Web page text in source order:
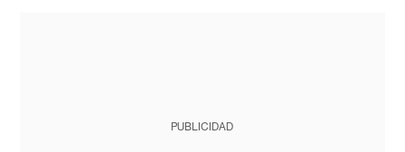
PUBLICIDAD